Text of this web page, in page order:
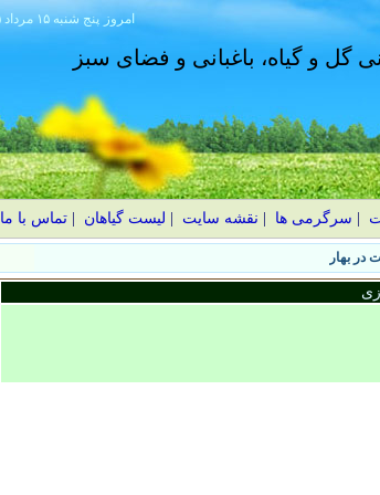
۱۴۰۵ پنج شنبه ۱۵ مرداد امروز
گل و گیاه، باغبانی و فضای سبز
سرگرمی ها نقشه سایت لیست گیاهان |تماس با ما
در بهار